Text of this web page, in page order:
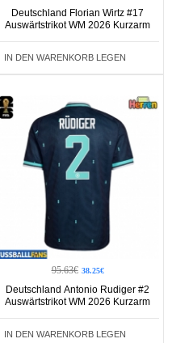
Deutschland Florian Wirtz #17
Auswärtstrikot WM 2026 Kurzarm
IN DEN WARENKORB LEGEN
95.63€ 38.25€
Deutschland Antonio Rudiger #2
Auswärtstrikot WM 2026 Kurzarm
IN DEN WARENKORB LEGEN